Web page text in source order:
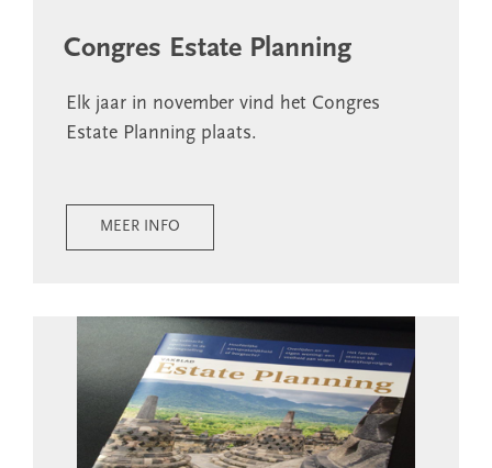
Congres Estate Planning
Elk jaar in november vind het Congres
Estate Planning plaats.
MEER INFO